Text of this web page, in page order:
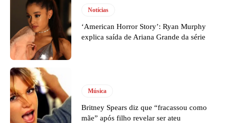
Notícias
‘American Horror Story’: Ryan Murphy
explica saída de Ariana Grande da série
Música
Britney Spears diz que “fracassou como
mãe” após filho revelar ser ateu